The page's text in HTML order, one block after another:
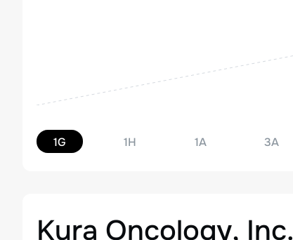
1G 1H 1A 3A
Kura Oncology, Inc.